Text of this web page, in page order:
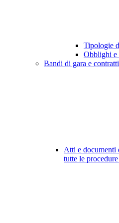
Tipologie
Obblighi e
Bandi di gara e contratti
Atti e documenti
tutte le procedure